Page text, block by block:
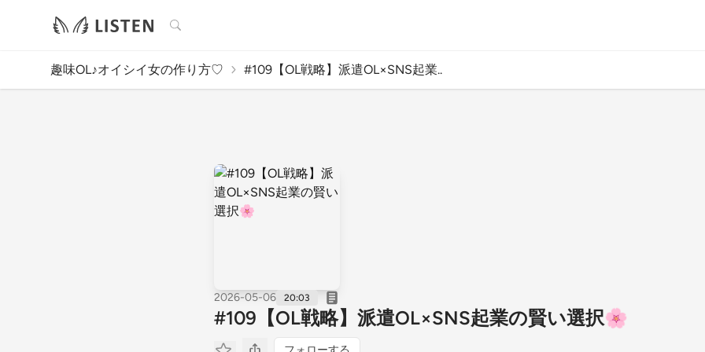
検索
趣味OL♪オイシイ女の作り方♡ #109【OL戦略】派遣OL×SNS起業..
2026-05-06 20:03
#109【OL戦略】派遣OL×SNS起業の賢い選択🌸